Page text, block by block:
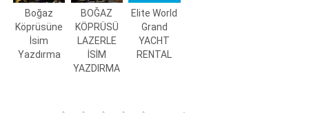
Boğaz
Köprüsüne
İsim
Yazdırma
BOĞAZ
KÖPRÜSÜ
LAZERLE
İSİM
YAZDIRMA
Elite World
Grand
YACHT
RENTAL